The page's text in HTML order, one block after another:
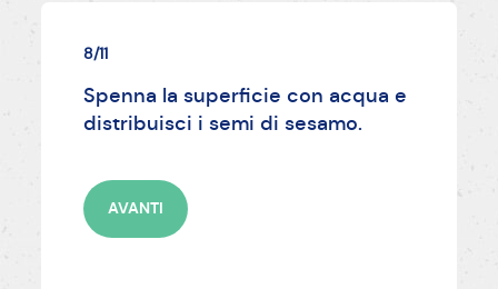
8/11
Spenna la superficie con acqua e
distribuisci i semi di sesamo.
AVANTI